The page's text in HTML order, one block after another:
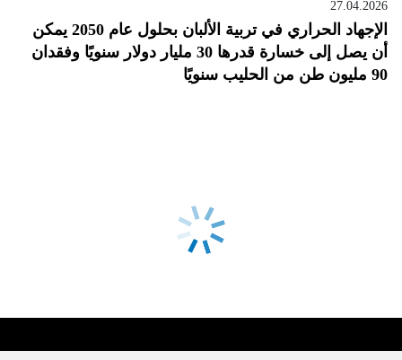
27.04.2026
الإجهاد الحراري في تربية الألبان بحلول عام 2050 يمكن
أن يصل إلى خسارة قدرها 30 مليار دولار سنويًا وفقدان
90 مليون طن من الحليب سنويًا